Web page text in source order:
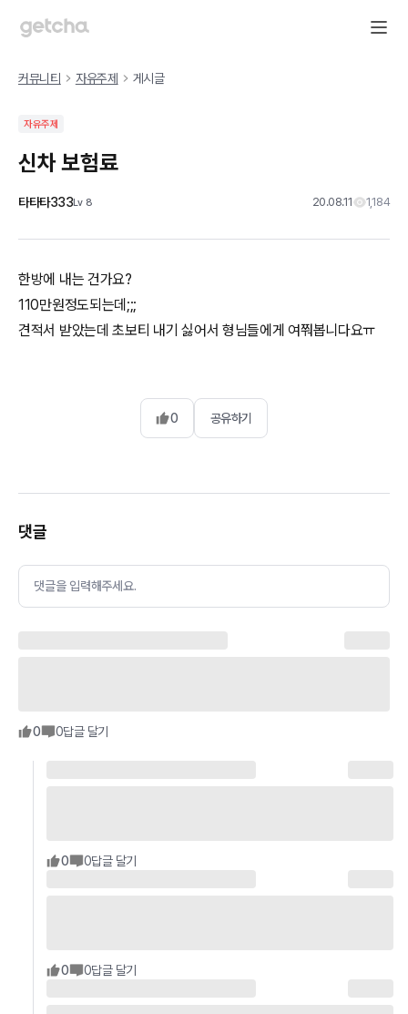
커뮤니티 자유주제 게시글
자유주제
신차 보험료
타타타333Lv 8 20.08.11 1,184
한방에 내는 건가요?
110만원정도되는데;;;
견적서 받았는데 초보티 내기 싫어서 형님들에게 여쭤봅니다요ㅠ
0 공유하기
댓글
댓글을 입력해주세요.
0 0답글 달기
0 0답글 달기
0 0답글 달기